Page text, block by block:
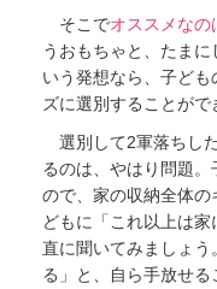
そこでオススメなの
うおもちゃと、たま
いう発想なら、子ど
ズに選別することがで
選別して2軍落ちし
るのは、やはり問題
ので、家の収納全体
どもに「これ以上は
直に聞いてみましょ
る」と、自ら手放せる